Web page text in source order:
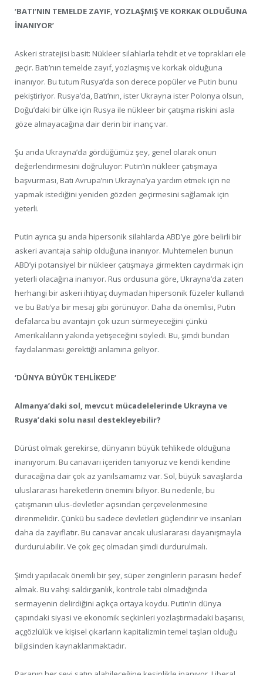
‘BATI’NIN TEMELDE ZAYIF, YOZLAŞMIŞ VE KORKAK OLDUĞUNA
İNANIYOR’
Askeri stratejisi basit: Nükleer silahlarla tehdit et ve toprakları ele
geçir. Batı’nın temelde zayıf, yozlaşmış ve korkak olduğuna
inanıyor. Bu tutum Rusya’da son derece popüler ve Putin bunu
pekiştiriyor. Rusya’da, Batı’nın, ister Ukrayna ister Polonya olsun,
Doğu’daki bir ülke için Rusya ile nükleer bir çatışma riskini asla
göze almayacağına dair derin bir inanç var.
Şu anda Ukrayna’da gördüğümüz şey, genel olarak onun
değerlendirmesini doğruluyor: Putin’in nükleer çatışmaya
başvurması, Batı Avrupa’nın Ukrayna’ya yardım etmek için ne
yapmak istediğini yeniden gözden geçirmesini sağlamak için
yeterli.
Putin ayrıca şu anda hipersonik silahlarda ABD’ye göre belirli bir
askeri avantaja sahip olduğuna inanıyor. Muhtemelen bunun
ABD’yi potansiyel bir nükleer çatışmaya girmekten caydırmak için
yeterli olacağına inanıyor. Rus ordusuna göre, Ukrayna’da zaten
herhangi bir askeri ihtiyaç duymadan hipersonik füzeler kullandı
ve bu Batı’ya bir mesaj gibi görünüyor. Daha da önemlisi, Putin
defalarca bu avantajın çok uzun sürmeyeceğini çünkü
Amerikalıların yakında yetişeceğini söyledi. Bu, şimdi bundan
faydalanması gerektiği anlamına geliyor.
‘DÜNYA BÜYÜK TEHLİKEDE’
Almanya’daki sol, mevcut mücadelelerinde Ukrayna ve
Rusya’daki solu nasıl destekleyebilir?
Dürüst olmak gerekirse, dünyanın büyük tehlikede olduğuna
inanıyorum. Bu canavarı içeriden tanıyoruz ve kendi kendine
duracağına dair çok az yanılsamamız var. Sol, büyük savaşlarda
uluslararası hareketlerin önemini biliyor. Bu nedenle, bu
çatışmanın ulus-devletler açısından çerçevelenmesine
direnmelidir. Çünkü bu sadece devletleri güçlendirir ve insanları
daha da zayıflatır. Bu canavar ancak uluslararası dayanışmayla
durdurulabilir. Ve çok geç olmadan şimdi durdurulmalı.
Şimdi yapılacak önemli bir şey, süper zenginlerin parasını hedef
almak. Bu vahşi saldırganlık, kontrole tabi olmadığında
sermayenin delirdiğini açıkça ortaya koydu. Putin’in dünya
çapındaki siyasi ve ekonomik seçkinleri yozlaştırmadaki başarısı,
açgözlülük ve kişisel çıkarların kapitalizmin temel taşları olduğu
bilgisinden kaynaklanmaktadır.